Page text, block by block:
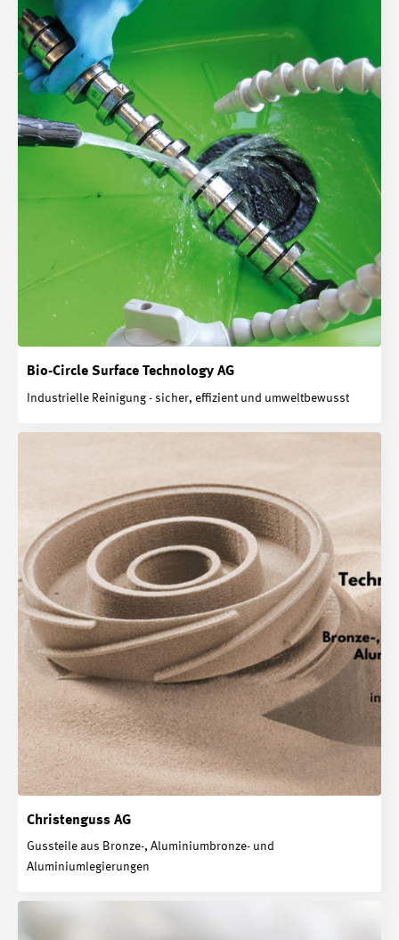
Bio-Circle Surface Technology AG
Industrielle Reinigung - sicher, effizient und umweltbewusst
Christenguss AG
Gussteile aus Bronze-, Aluminiumbronze- und
Aluminiumlegierungen